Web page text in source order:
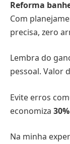
Reforma
Com
precisa, zero
Lembra do
pessoal. Valor
Evite erros
economiza
Na minha